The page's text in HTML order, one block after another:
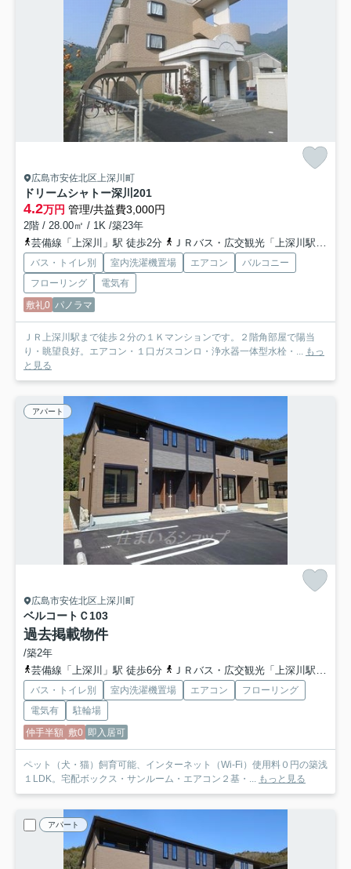
広島市安佐北区上深川町
ドリームシャトー深川 201
4.2万円 管理/共益費3,000円
2階 / 28.00㎡ / 1K /築23年
芸備線「上深川」駅 徒歩2分
ＪＲバス・広交観光「上深川駅前バス停」バス停下車 徒歩3分
バス・トイレ別 室内洗濯機置場 エアコン
バルコニー
フローリング
電気有
敷礼0 パノラマ
ＪＲ上深川駅まで徒歩２分の１Ｋマンションです。２階角部屋で陽当
り・眺望良好。エアコン・１口ガスコンロ・浄水器一体型水栓・... もっ
と見る
アパート
広島市安佐北区上深川町
ベルコートＣ103
過去掲載物件
/築2年
芸備線「上深川」駅 徒歩6分
ＪＲバス・広交観光「上深川駅前バス停」バス停下車 徒歩6分
バス・トイレ別 室内洗濯機置場 エアコン
フローリング
電気有
駐輪場
仲手半額 敷0 即入居可
ペット（犬・猫）飼育可能、インターネット（Wi-Fi）使用料０円の築浅
１LDK。宅配ボックス・サンルーム・エアコン２基・... もっと見る
アパート